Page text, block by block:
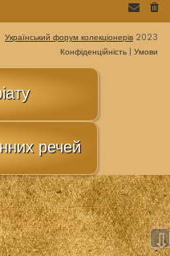
Український форум колекціонерів 2023
Конфіденційність | Умови
речей
⇩